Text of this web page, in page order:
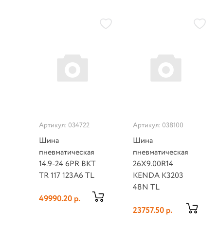
Артикул: 034722
Шина
пневматическая
14.9-24 6PR BKT
TR 117 123A6 TL
49990.20 р.
Артикул: 038100
Шина
пневматическая
26X9.00R14
KENDA K3203
48N TL
23757.50 р.